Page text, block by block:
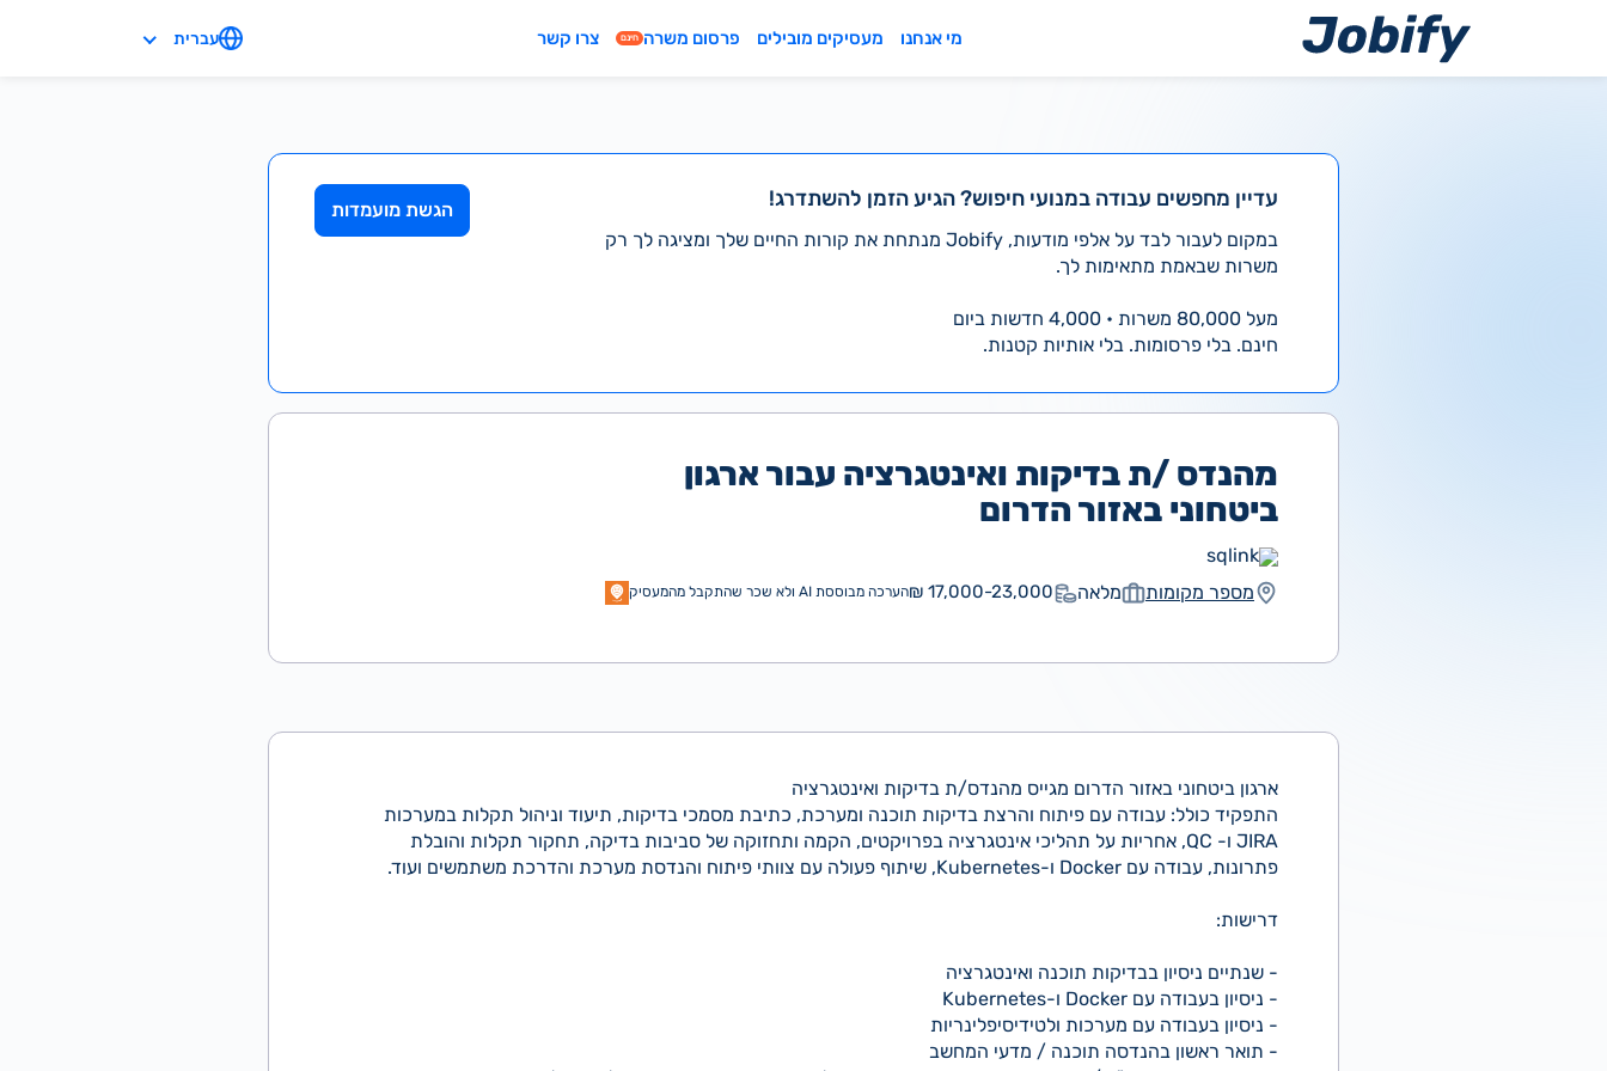
מי אנחנו מעסיקים מובילים פרסום משרה חינם צרו קשר עברית
עדיין מחפשים עבודה במנועי חיפוש? הגיע הזמן להשתדרג!
במקום לעבור לבד על אלפי מודעות, Jobify מנתחת את קורות החיים שלך ומציגה לך רק
משרות שבאמת מתאימות לך.
מעל 80,000 משרות • 4,000 חדשות ביום
חינם. בלי פרסומות. בלי אותיות קטנות.
הגשת מועמדות
מהנדס /ת בדיקות ואינטגרציה עבור ארגון
ביטחוני באזור הדרום
sqlink
מספר מקומות
מלאה 17,000-23,000 ₪ הערכה מבוססת AI ולא שכר שהתקבל מהמעסיק
ארגון ביטחוני באזור הדרום מגייס מהנדס/ת בדיקות ואינטגרציה
התפקיד כולל: עבודה עם פיתוח והרצת בדיקות תוכנה ומערכת, כתיבת מסמכי בדיקות, תיעוד וניהול תקלות במערכות
JIRA ו- QC, אחריות על תהליכי אינטגרציה בפרויקטים, הקמה ותחזוקה של סביבות בדיקה, תחקור תקלות והובלת
פתרונות, עבודה עם Docker ו-Kubernetes, שיתוף פעולה עם צוותי פיתוח והנדסת מערכת והדרכת משתמשים ועוד.
דרישות:
- שנתיים ניסיון בבדיקות תוכנה ואינטגרציה
- ניסיון בעבודה עם Docker ו-Kubernetes
- ניסיון בעבודה עם מערכות ולטידיסיפלינריות
- תואר ראשון בהנדסה תוכנה / מדעי המחשב